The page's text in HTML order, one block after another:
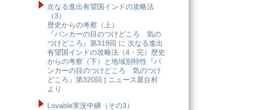
次なる進出有望国インドの攻略法
（3）
歴史からの考察（上）
『バンカーの目のつけどころ 気の
つけどころ』第319回 に 次なる進出
有望国インドの攻略法（4・完）歴史
からの考察（下）と地域別特性『バ
ンカーの目のつけどころ 気のつけ
どころ』第320回 | ニュース屋台村
より
Lovable実況中継（その3）